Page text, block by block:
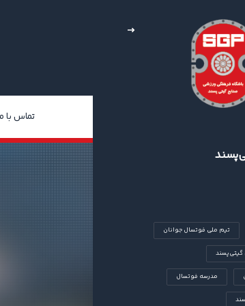
تماس با
تیم ملی فوتسال جوانان
گیتی‌پسند
مدرسه فوتسال